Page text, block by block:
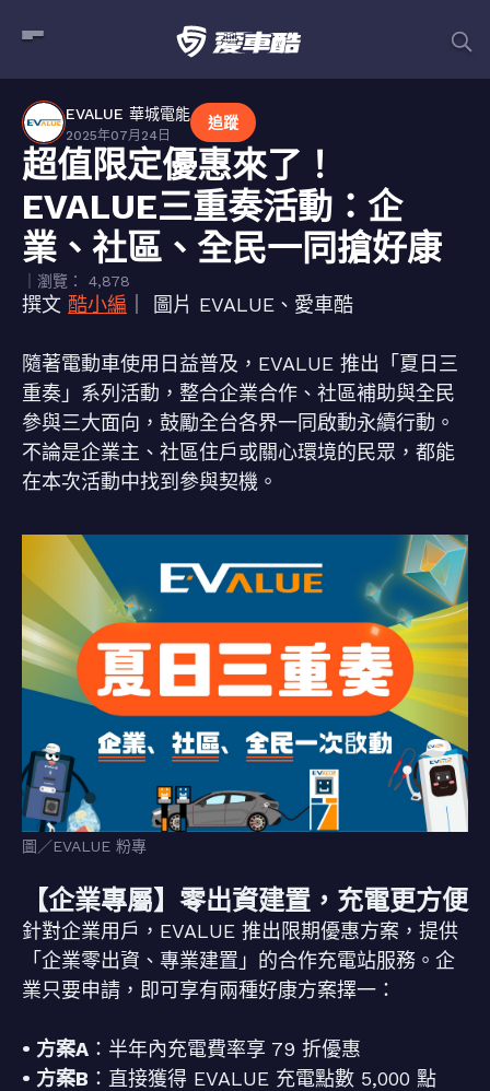
EVALUE 華城電能
2025年07月24日
追蹤
超值限定優惠來了！
EVALUE三重奏活動：企
業、社區、全民一同搶好康
｜瀏覽： 4,878
撰文 酷小編 ｜ 圖片 EVALUE、愛車酷
隨著電動車使用日益普及，EVALUE 推出「夏日三
重奏」系列活動，整合企業合作、社區補助與全民
參與三大面向，鼓勵全台各界一同啟動永續行動。
不論是企業主、社區住戶或關心環境的民眾，都能
在本次活動中找到參與契機。
圖／EVALUE 粉專
【企業專屬】零出資建置，充電更方便
針對企業用戶，EVALUE 推出限期優惠方案，提供
「企業零出資、專業建置」的合作充電站服務。企
業只要申請，即可享有兩種好康方案擇一：
• 方案A ：半年內充電費率享 79 折優惠
• 方案B ：直接獲得 EVALUE 充電點數 5,000 點